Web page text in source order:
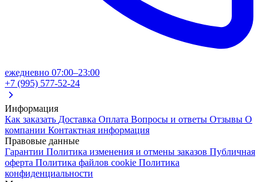
ежедневно 07:00–23:00
+7 (995) 577-52-24
Информация
Как заказать Доставка Оплата Вопросы и ответы Отзывы О
компании Контактная информация
Правовые данные
Гарантии Политика изменения и отмены заказов Публичная
оферта Политика файлов cookie Политика
конфиденциальности